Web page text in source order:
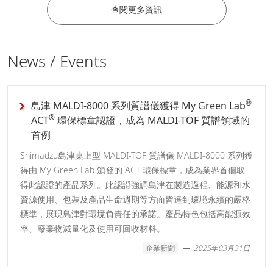
查閱更多資訊
News / Events
島津 MALDI-8000 系列質譜儀獲得 My Green Lab®
ACT® 環保標章認證，成為 MALDI-TOF 質譜領域的
首例
Shimadzu島津桌上型 MALDI-TOF 質譜儀 MALDI-8000 系列獲
得由 My Green Lab 頒發的 ACT 環保標章，成為業界首個取
得此認證的產品系列。此認證強調島津在製造過程、能源和水
資源使用、包裝及產品生命週期等方面皆達到環境永續的嚴格
標準，展現島津對環境負責任的承諾。產品特色包括高能源效
率、廢棄物減量化及使用可回收材料。
企業新聞 2025年03月31日